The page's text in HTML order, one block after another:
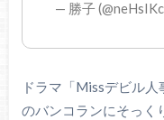
— 勝子
ドラマ「Missデビル
のバンコランにそっく